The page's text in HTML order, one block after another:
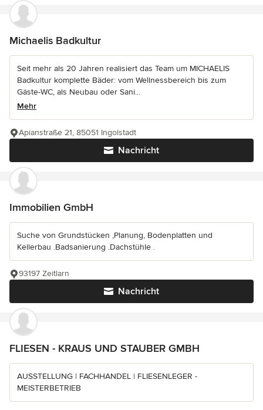
Michaelis Badkultur
Seit mehr als 20 Jahren realisiert das Team um MICHAELIS
Badkultur komplette Bäder: vom Wellnessbereich bis zum
Gäste-WC, als Neubau oder Sani...
Mehr
Nachricht
Apianstraße 21, 85051 Ingolstadt
Immobilien GmbH
Suche von Grundstücken ,Planung, Bodenplatten und
Kellerbau .Badsanierung .Dachstühle .
Nachricht
93197 Zeitlarn
FLIESEN - KRAUS UND STAUBER GMBH
AUSSTELLUNG | FACHHANDEL | FLIESENLEGER -
MEISTERBETRIEB